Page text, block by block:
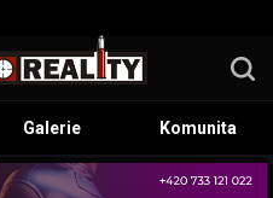
Galerie Komunita